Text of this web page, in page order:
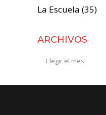
La Escuela (35)
ARCHIVOS
Archivos